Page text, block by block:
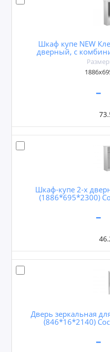
Шкаф купе NEW
дверный, с
Шкаф-купе 2-х
(1886*695*2300)
Дверь зеркальная
(846*16*2140)